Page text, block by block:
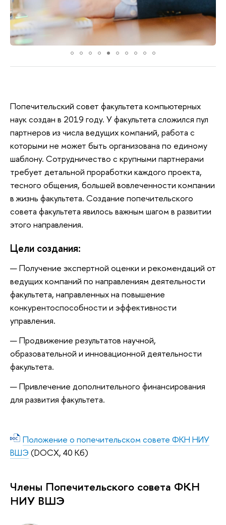
Попечительский совет факультета компьютерных
наук создан в 2019 году. У факультета сложился пул
партнеров из числа ведущих компаний, работа с
которыми не может быть организована по единому
шаблону. Сотрудничество с крупными партнерами
требует детальной проработки каждого проекта,
тесного общения, большей вовлеченности компании
в жизнь факультета. Создание попечительского
совета факультета явилось важным шагом в развитии
этого направления.
Цели создания:
Получение экспертной оценки и рекомендаций от
ведущих компаний по направлениям деятельности
факультета, направленных на повышение
конкурентоспособности и эффективности
управления.
Продвижение результатов научной,
образовательной и инновационной деятельности
факультета.
Привлечение дополнительного финансирования
для развития факультета.
Положение о попечительском совете ФКН НИУ
ВШЭ (DOCX, 40 Кб)
Члены Попечительского совета ФКН
НИУ ВШЭ